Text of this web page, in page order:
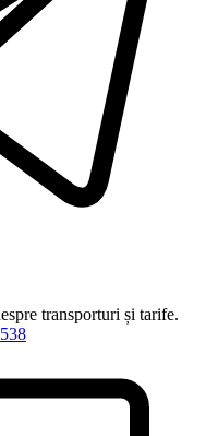
transporturi și tarife.